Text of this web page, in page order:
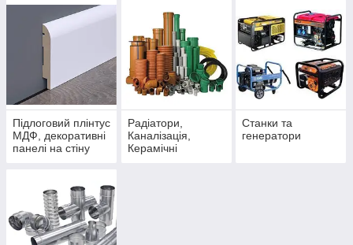
оцинковані та
алюмінієві
Підлоговий плінтус
МДФ, декоративні
панелі на стіну
Радіатори,
Каналізація,
Керамічні
Станки та
генератори